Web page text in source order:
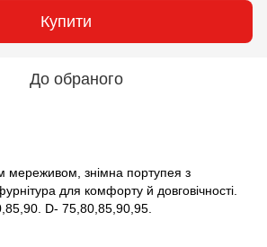
Купити
До обраного
мереживом, знімна портупея з
для комфорту й довговічності.
D- 75,80,85,90,95.